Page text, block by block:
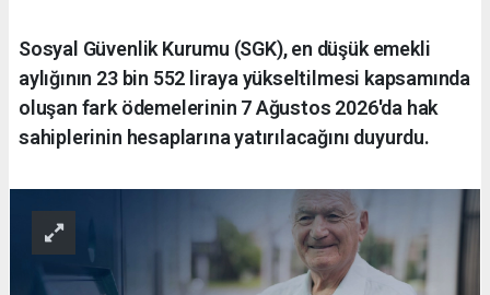
Sosyal Güvenlik Kurumu (SGK), en düşük emekli
aylığının 23 bin 552 liraya yükseltilmesi kapsamında
oluşan fark ödemelerinin 7 Ağustos 2026'da hak
sahiplerinin hesaplarına yatırılacağını duyurdu.